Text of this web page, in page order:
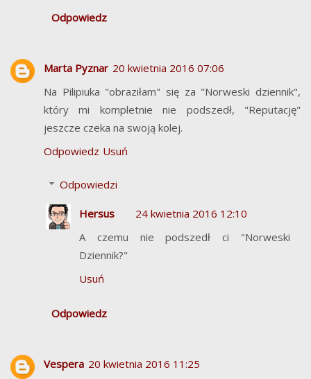
Odpowiedz
Marta Pyznar 20 kwietnia 2016 07:06
Na Pilipiuka "obraziłam" się za "Norweski dziennik",
który mi kompletnie nie podszedł, "Reputację"
jeszcze czeka na swoją kolej.
Odpowiedz Usuń
Odpowiedzi
Hersus
24 kwietnia 2016 12:10
A czemu nie podszedł ci "Norweski
Dziennik?"
Usuń
Odpowiedz
Vespera 20 kwietnia 2016 11:25